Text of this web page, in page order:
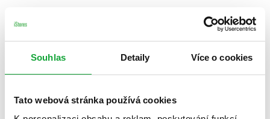
Souhlas Detaily Více o cookies
Tato webová stránka používá cookies